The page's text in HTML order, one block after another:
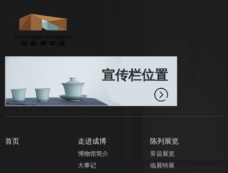
宣传栏位置
首页 走进成博
博物馆简介
大事记
陈列展览
常设展览
临展特展